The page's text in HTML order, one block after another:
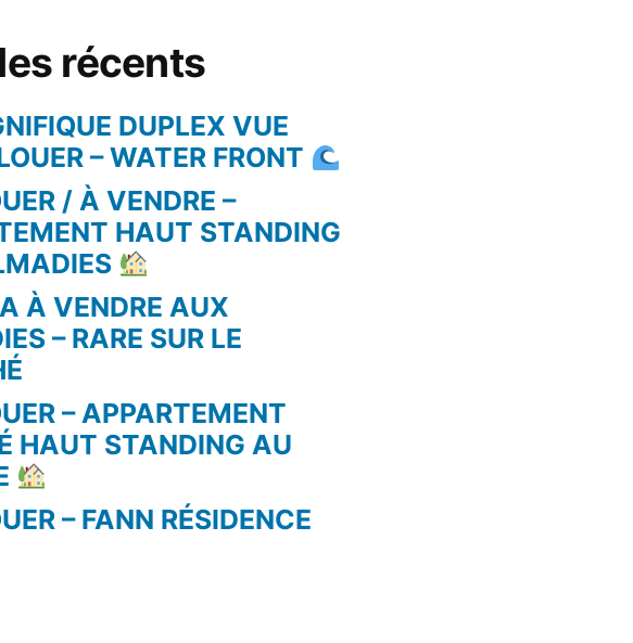
récents
DUPLEX VUE
– WATER FRONT
/ À VENDRE –
HAUT STANDING
À VENDRE AUX
– RARE SUR LE
– APPARTEMENT
HAUT STANDING AU
– FANN RÉSIDENCE